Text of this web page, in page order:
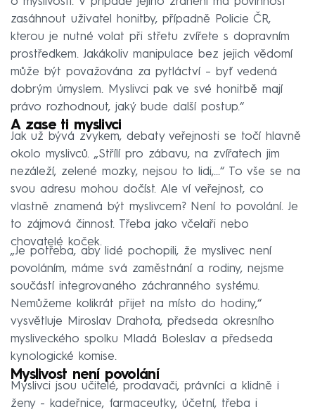
zasáhnout uživatel honitby, případně Policie ČR,
kterou je nutné volat při střetu zvířete s dopravním
prostředkem. Jakákoliv manipulace bez jejich vědomí
může být považována za pytláctví – byť vedená
dobrým úmyslem. Myslivci pak ve své honitbě mají
právo rozhodnout, jaký bude další postup.“
A zase ti myslivci
Jak už bývá zvykem, debaty veřejnosti se točí hlavně
okolo myslivců. „Střílí pro zábavu, na zvířatech jim
nezáleží, zelené mozky, nejsou to lidi,...“ To vše se na
svou adresu mohou dočíst. Ale ví veřejnost, co
vlastně znamená být myslivcem? Není to povolání. Je
to zájmová činnost. Třeba jako včelaři nebo
chovatelé koček.
„Je potřeba, aby lidé pochopili, že myslivec není
povoláním, máme svá zaměstnání a rodiny, nejsme
součástí integrovaného záchranného systému.
Nemůžeme kolikrát přijet na místo do hodiny,“
vysvětluje Miroslav Drahota, předseda okresního
mysliveckého spolku Mladá Boleslav a předseda
kynologické komise.
Myslivost není povolání
Myslivci jsou učitelé, prodavači, právníci a klidně i
ženy - kadeřnice, farmaceutky, účetní, třeba i